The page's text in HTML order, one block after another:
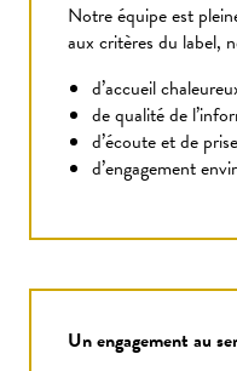
Notre équipe est
aux critères du label,
d’accueil
de qualité de
d’écoute et de
d’engagement
Un engagement au